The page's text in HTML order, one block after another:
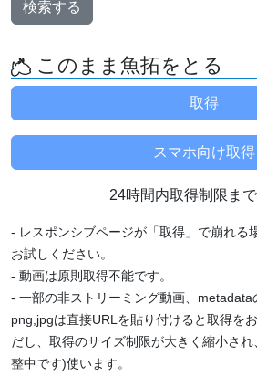
検索する
このまま魚拓をとる
24時間内取得制限ま
- レスポンシブページが「取得」で崩れる
お試しください。
- 動画は原則取得不能です。
- 一部の非ストリーミング動画、
png,jpgは直接URLを貼り付けると取得を
だし、取得のサイズ制限が大きく縮小さ
整中です)使います。